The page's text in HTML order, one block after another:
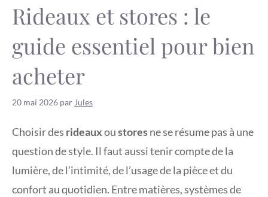
Rideaux et stores : le
guide essentiel pour bien
acheter
20 mai 2026 par Jules
Choisir des rideauxoustoresne se résume pas à une
question de style. Il faut aussi tenir compte de la
lumière, de l’intimité, de l’usage de la pièce et du
confort au quotidien. Entre matières, systèmes de